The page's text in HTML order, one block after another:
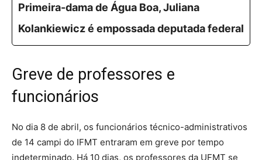
Primeira-dama de Água Boa, Juliana
Kolankiewicz é empossada deputada federal
Greve de professores e
funcionários
No dia 8 de abril, os funcionários técnico-administrativos
de 14 campi do IFMT entraram em greve por tempo
indeterminado. Há 10 dias, os professores da UFMT se